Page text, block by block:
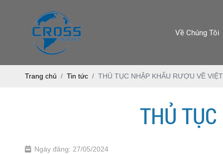
Về Chúng Tôi
Trang chủ Tin tức THỦ TỤC NHẬP KHẨU RƯỢU VỀ
THỦ
Ngày đăng: 27/05/2024